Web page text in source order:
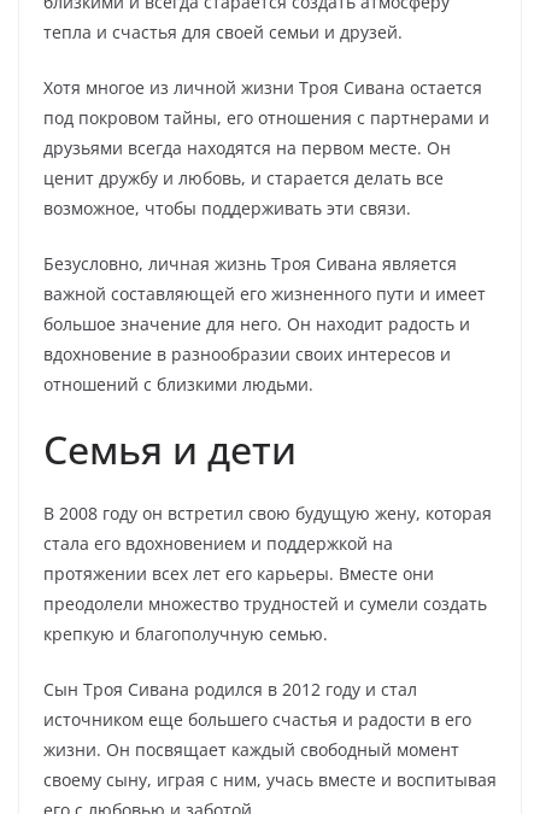
тепла и счастья для своей семьи и друзей.
Хотя многое из личной жизни Троя Сивана остается
под покровом тайны, его отношения с партнерами и
друзьями всегда находятся на первом месте. Он
ценит дружбу и любовь, и старается делать все
возможное, чтобы поддерживать эти связи.
Безусловно, личная жизнь Троя Сивана является
важной составляющей его жизненного пути и имеет
большое значение для него. Он находит радость и
вдохновение в разнообразии своих интересов и
отношений с близкими людьми.
Семья и дети
В 2008 году он встретил свою будущую жену, которая
стала его вдохновением и поддержкой на
протяжении всех лет его карьеры. Вместе они
преодолели множество трудностей и сумели создать
крепкую и благополучную семью.
Сын Троя Сивана родился в 2012 году и стал
источником еще большего счастья и радости в его
жизни. Он посвящает каждый свободный момент
своему сыну, играя с ним, учась вместе и воспитывая